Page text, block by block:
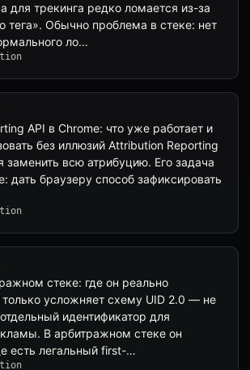
для трекинга редко ломается из-за
тега». Обычно проблема в стеке: нет
ло…
API в Chrome: что уже работает и
без иллюзий Attribution Reporting
заменить всю атрибуцию. Его задача
дать браузеру способ зафиксировать
стеке: где он реально
только усложняет схему UID 2.0 — не
идентификатор для
В арбитражном стеке он
есть легальный first-…